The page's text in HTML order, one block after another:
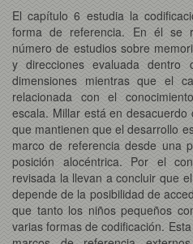
El capítulo 6 estudia la
forma de referencia. En él se
número de estudios sobre
y direcciones evaluada
dimensiones mientras que el
relacionada con el
escala. Millar está en
que mantienen que el desarrollo
marco de referencia desde una
posición alocéntrica. Por el
revisada la llevan a concluir que
depende de la posibilidad de
que tanto los niños pequeños
varias formas de codificación.